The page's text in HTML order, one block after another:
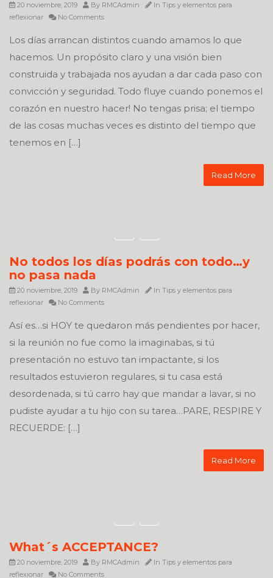
20 noviembre, 2019 By RMCAdmin In Tips y elementos para
reflexionar
No Comments
Los días arrancan distintos cuando amamos lo que
hacemos. Un propósito claro y una visión bien
construida y trabajada nos ayudan a dar cada paso con
convicción y seguridad. Todo fluye cuando ponemos el
corazón en nuestro hacer! No tengas prisa; el tiempo
de las cosas muchas veces es distinto del tiempo que
tenemos en […]
Read More
No todos los días podrás con todo…y
no pasa nada
20 noviembre, 2019 By RMCAdmin In Tips y elementos para
reflexionar
No Comments
Así es…si HOY te quedaron más pendientes por hacer,
si la reunión no fue como la imaginabas, si tú
presentación no estuvo tan impactante, si los
resultados estuvieron regulares, si tu casa está
desordenada, si tú carro hay que mandar a lavar, si no
pudiste ayudar a tu hijo con su tarea…PARE, RESPIRE Y
RECUERDE: […]
Read More
What´s ACCEPTANCE?
20 noviembre, 2019 By RMCAdmin In Tips y elementos para
reflexionar
No Comments